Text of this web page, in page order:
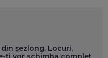
CA SĂ FII MAI BUN LA JOB. ȘI CUM
șezlong. Locuri,